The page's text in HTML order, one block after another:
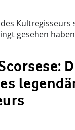
Kultregisseurs
gesehen